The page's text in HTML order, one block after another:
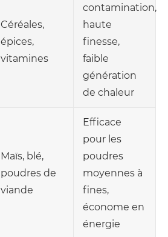
Céréales,
épices,
vitamines
contamination,
haute
finesse,
faible
génération
de chaleur
Maïs, blé,
poudres de
viande
Efficace
pour les
poudres
moyennes à
fines,
économe en
énergie